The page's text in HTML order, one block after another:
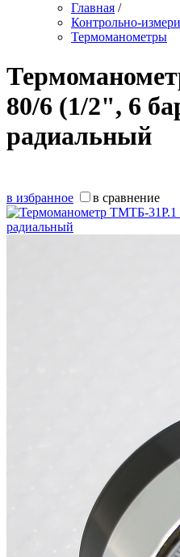
Главная /
Контрольно-
Термоманометры
80/6 (1/2", 6
радиальный
в избранное в сравнение